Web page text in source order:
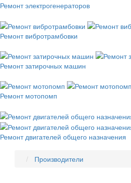
Ремонт электрогенераторов
Ремонт вибротрамбовки
Ремонт затирочных машин
Ремонт мотопомп
Ремонт двигателей общего назначения
Производители